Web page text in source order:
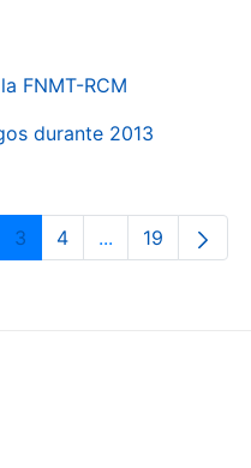
FNMT-RCM
durante 2013
Página
3 Página
4 ...PáginasPágina
19